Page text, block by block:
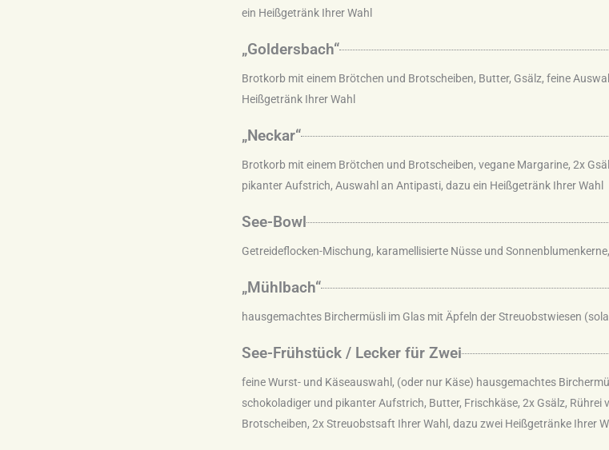
ein Heißgetränk Ihrer Wahl
„Goldersbach“
Brotkorb mit einem Brötchen und Brotscheiben, Butter, Gsälz, feine
Heißgetränk Ihrer Wahl
„Neckar“
Brotkorb mit einem Brötchen und Brotscheiben, vegane Margarine, 2x
pikanter Aufstrich, Auswahl an Antipasti, dazu ein Heißgetränk Ihrer Wahl
See-Bowl
Getreideflocken-Mischung, karamellisierte Nüsse und
„Mühlbach“
hausgemachtes Birchermüsli im Glas mit Äpfeln der Streuobstwiesen
See-Frühstück / Lecker für Zwei
feine Wurst- und Käseauswahl, (oder nur Käse) hausgemachtes
schokoladiger und pikanter Aufstrich, Butter, Frischkäse, 2x Gsälz, Rührei
Brotscheiben, 2x Streuobstsaft Ihrer Wahl, dazu zwei Heißgetränke Ihrer